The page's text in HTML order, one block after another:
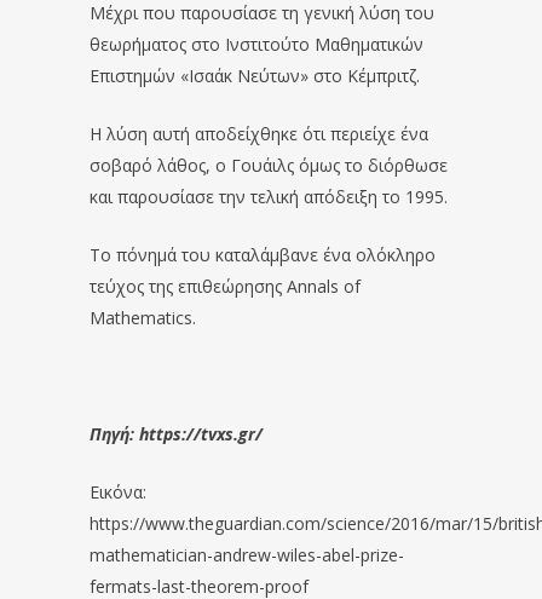
Μέχρι που παρουσίασε τη γενική λύση του
θεωρήματος στο Ινστιτούτο Μαθηματικών
Επιστημών «Ισαάκ Νεύτων» στο Κέμπριτζ.
Η λύση αυτή αποδείχθηκε ότι περιείχε ένα
σοβαρό λάθος, ο Γουάιλς όμως το διόρθωσε
και παρουσίασε την τελική απόδειξη το 1995.
Το πόνημά του καταλάμβανε ένα ολόκληρο
τεύχος της επιθεώρησης Annals of
Mathematics.
Πηγή: https://tvxs.gr/
Εικόνα:
https://www.theguardian.com/science/2016/mar/15/
mathematician-andrew-wiles-abel-prize-
fermats-last-theorem-proof